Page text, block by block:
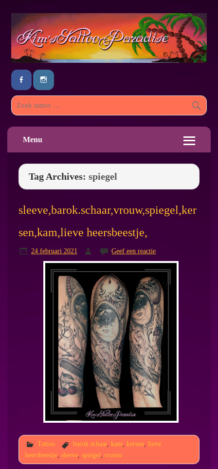
Menu
Tag Archives: spiegel
sleeve,barok.schaar,vrouw,spiegel,ker
sen,kam,lieve heersbeestje,
24 februari 2021 Geef een reactie
Tattoo barok.schaar, kam kersen
lieve
heersbeestje, sleeve, spiegel vrouw